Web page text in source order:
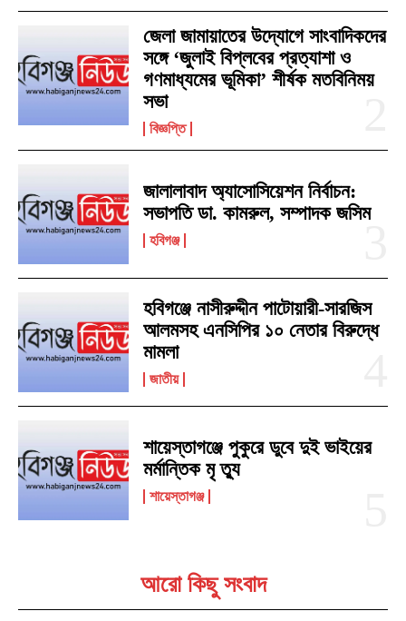
জেলা জামায়াতের উদ্যোগে সাংবাদিকদের
সঙ্গে ‘জুলাই বিপ্লবের প্রত্যাশা ও
গণমাধ্যমের ভূমিকা’ শীর্ষক মতবিনিময়
সভা
বিজ্ঞপ্তি
জালালাবাদ অ্যাসোসিয়েশন নির্বাচন:
সভাপতি ডা. কামরুল, সম্পাদক জসিম
হবিগঞ্জ
হবিগঞ্জে নাসীরুদ্দীন পাটোয়ারী-সারজিস
আলমসহ এনসিপির ১০ নেতার বিরুদ্ধে
মামলা
জাতীয়
শায়েস্তাগঞ্জে পুকুরে ডুবে দুই ভাইয়ের
মর্মান্তিক মৃ ত্যু
শায়েস্তাগঞ্জ
আরো কিছু সংবাদ